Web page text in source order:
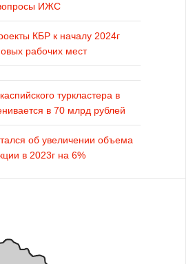
ИЖС
КБР к началу 2024г
рабочих мест
туркластера в
в 70 млрд рублей
об увеличении объема
в 2023г на 6%